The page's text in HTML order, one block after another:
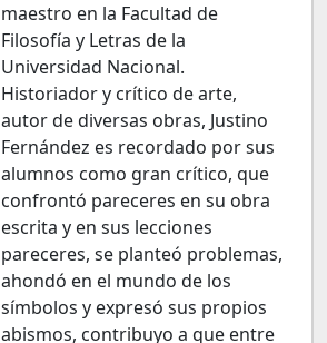
maestro en la Facultad de
Filosofía y Letras de la
Universidad Nacional.
Historiador y crítico de arte,
autor de diversas obras, Justino
Fernández es recordado por sus
alumnos como gran crítico, que
confrontó pareceres en su obra
escrita y en sus lecciones
pareceres, se planteó problemas,
ahondó en el mundo de los
símbolos y expresó sus propios
abismos, contribuyo a que entre